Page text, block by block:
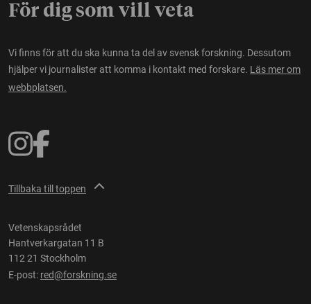
För dig som vill veta
Vi finns för att du ska kunna ta del av svensk forskning. Dessutom
hjälper vi journalister att komma i kontakt med forskare. Läs mer om
webbplatsen.
Tillbaka till toppen
Vetenskapsrådet
Hantverkargatan 11 B
112 21 Stockholm
E-post: red@forskning.se